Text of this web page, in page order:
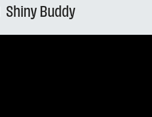
Shiny Buddy